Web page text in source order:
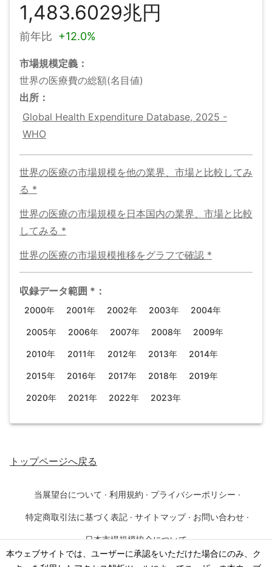
本ウェブサイトでは、ユーザーに承認をいただけた場合にのみ、ク
1,483.6029兆円
前年比 +12.0%
市場規模定義：
世界の医療費の総額(名目値)
出所：
Global Health Expenditure Database, 2025 -
WHO
世界の医療の市場規模を他の業界、市場と比較してみ
る *
世界の医療の市場規模を日本国内の業界、市場と比較
してみる *
世界の医療の市場規模推移をグラフで確認 *
収録データ範囲 * ：
2000年 2001年 2002年 2003年 2004年
2005年 2006年 2007年 2008年 2009年
2010年 2011年 2012年 2013年 2014年
2015年 2016年 2017年 2018年 2019年
2020年 2021年 2022年 2023年
トップページへ戻る
当展望台について · 利用規約 · プライバシーポリシー ·
特定商取引法に基づく表記 · サイトマップ · お問い合わせ ·
日本市場規模協会について